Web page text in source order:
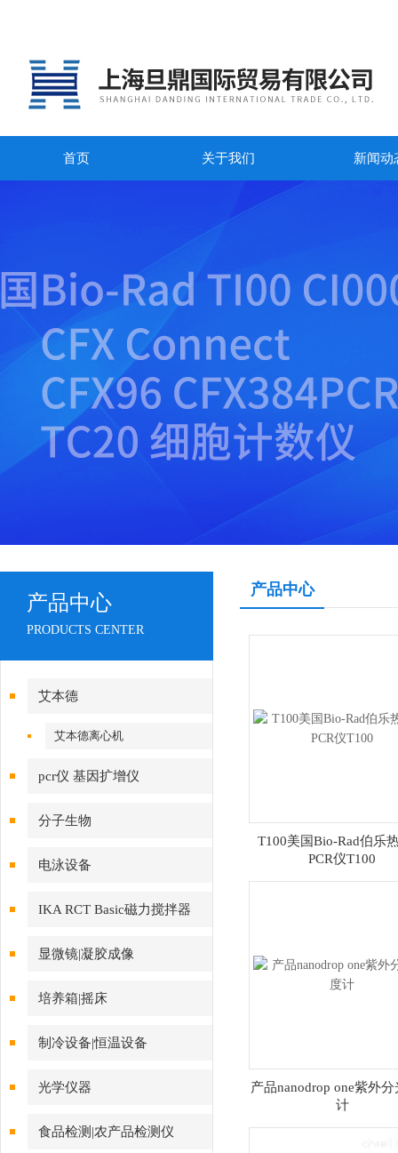
首页 关于我们 新闻动
产品中心
PRODUCTS CENTER
艾本德
艾本德离心机
pcr仪 基因扩增仪
分子生物
电泳设备
IKA RCT Basic磁力搅拌器
显微镜|凝胶成像
培养箱|摇床
制冷设备|恒温设备
光学仪器
食品检测|农产品检测仪
产品中心
T100美国Bio-Rad伯乐
PCR仪T100
产品nanodrop one紫外
计